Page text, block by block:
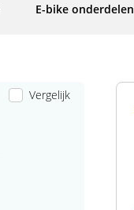
E-bike onderdelen
Vergelijk